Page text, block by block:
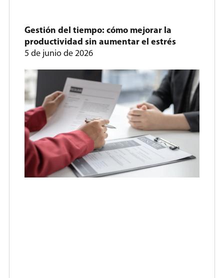
Gestión del tiempo: cómo mejorar la
productividad sin aumentar el estrés
5 de junio de 2026